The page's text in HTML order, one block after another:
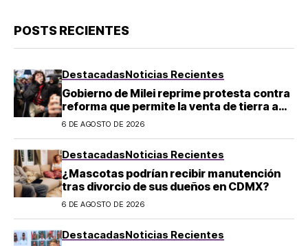
POSTS RECIENTES
DestacadasNoticias Recientes
Gobierno de Milei reprime protesta contra
reforma que permite la venta de tierra a
extranjeros en Argentina
6 DE AGOSTO DE 2026
DestacadasNoticias Recientes
¿Mascotas podrían recibir manutención
tras divorcio de sus dueños en CDMX?
6 DE AGOSTO DE 2026
DestacadasNoticias Recientes